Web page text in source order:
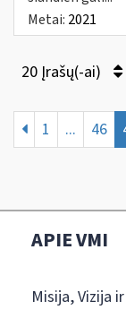
Metai: 2021
20 Įrašų(-ai)
1 ... 46
APIE VMI
Misija, Vizija